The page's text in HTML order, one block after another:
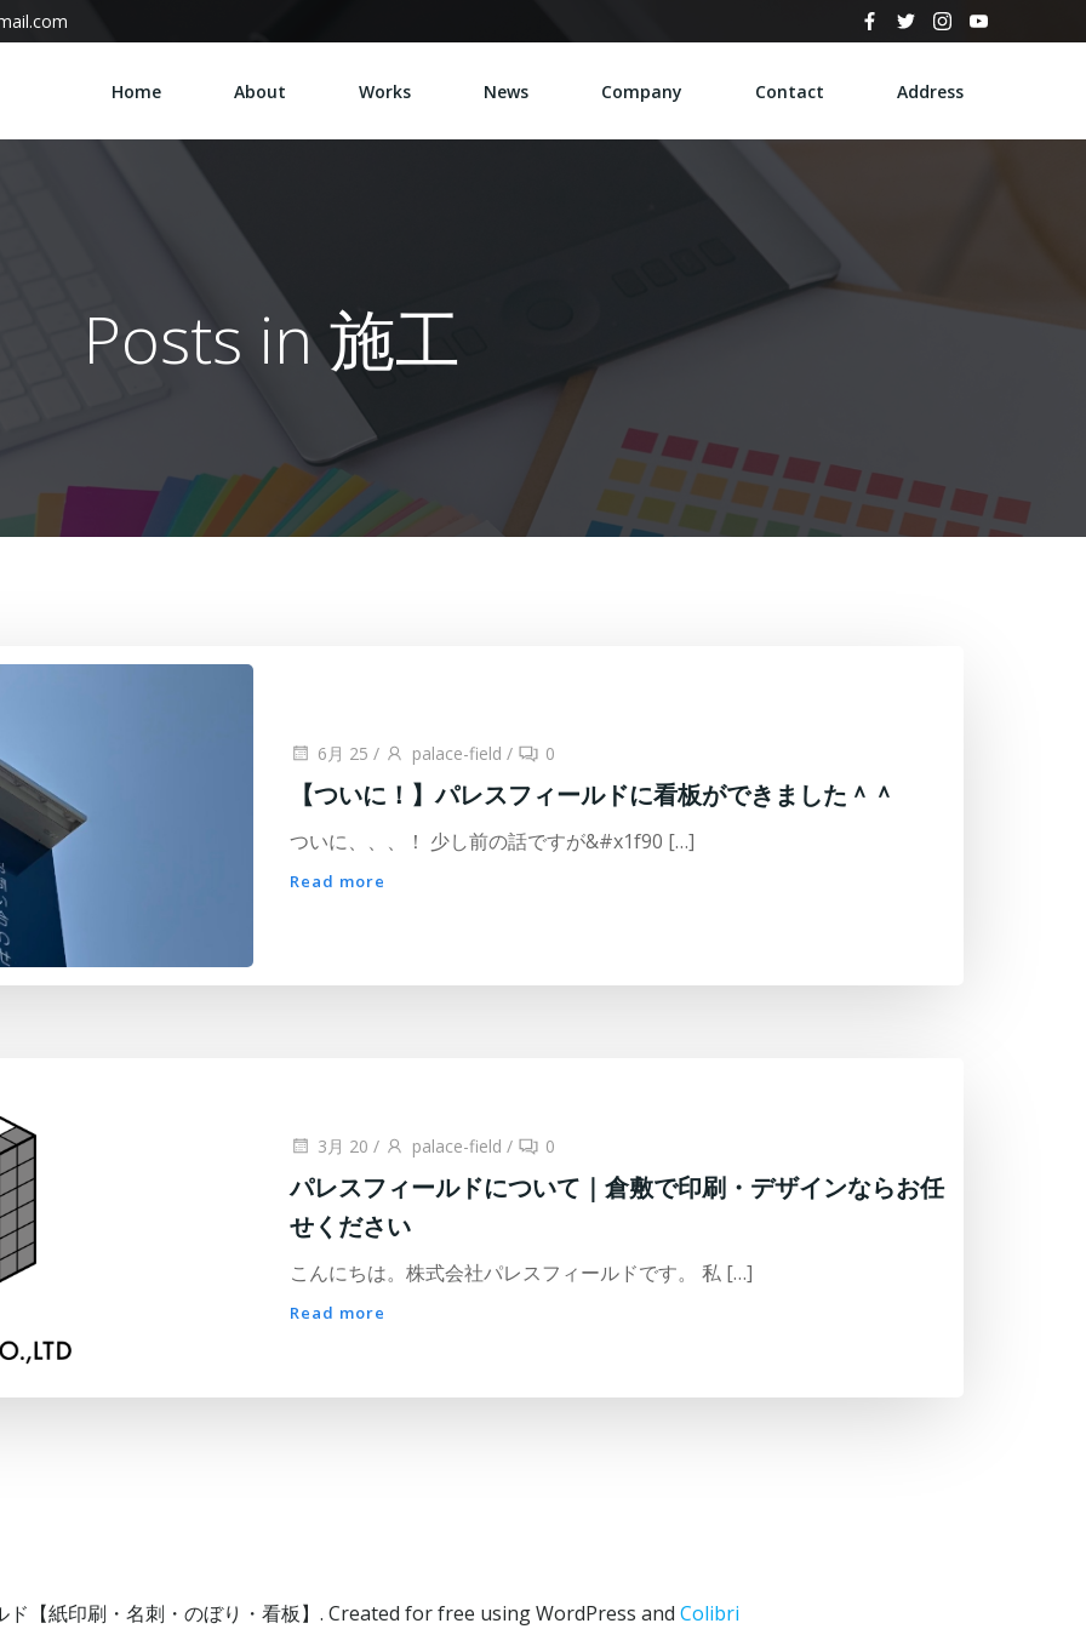
Home About Works News Company Contact Address
Posts in 施工
6月 25 / palace-field / 0
【ついに！】パレスフィールドに看板ができました＾＾
ついに、、、！ 少し前の話ですが&#x1f90 […]
Read more
3月 20 / palace-field / 0
パレスフィールドについて｜倉敷で印刷・デザインならお任
せください
こんにちは。株式会社パレスフィールドです。 私 […]
Read more
ド【紙印刷・名刺・のぼり・看板】. Created for free using WordPress and Colibri